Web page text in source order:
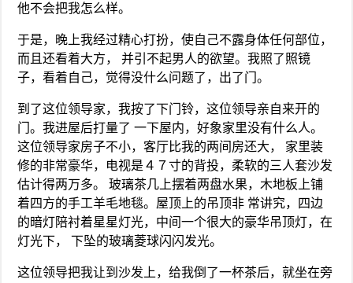
他不会把我怎么样。
于是，晚上我经过精心打扮，使自己不露身体任何部位，
而且还看着大方， 并引不起男人的欲望。我照了照镜
子，看着自己，觉得没什么问题了，出了门。
到了这位领导家，我按了下门铃，这位领导亲自来开的
门。我进屋后打量了 一下屋内，好象家里没有什么人。
这位领导家房子不小，客厅比我的两间房还大， 家里装
修的非常豪华，电视是４７寸的背投，柔软的三人套沙发
估计得两万多。 玻璃茶几上摆着两盘水果，木地板上铺
着四方的手工羊毛地毯。屋顶上的吊顶非 常讲究，四边
的暗灯陪衬着星星灯光，中间一个很大的豪华吊顶灯，在
灯光下， 下坠的玻璃菱球闪闪发光。
这位领导把我让到沙发上，给我倒了一杯茶后，就坐在旁